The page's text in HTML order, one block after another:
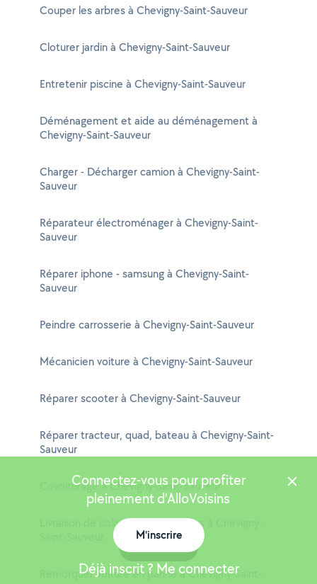
Couper les arbres à Chevigny-Saint-Sauveur
Cloturer jardin à Chevigny-Saint-Sauveur
Entretenir piscine à Chevigny-Saint-Sauveur
Déménagement et aide au déménagement à
Chevigny-Saint-Sauveur
Charger - Décharger camion à Chevigny-Saint-
Sauveur
Réparateur électroménager à Chevigny-Saint-
Sauveur
Réparer iphone - samsung à Chevigny-Saint-
Sauveur
Peindre carrosserie à Chevigny-Saint-Sauveur
Mécanicien voiture à Chevigny-Saint-Sauveur
Réparer scooter à Chevigny-Saint-Sauveur
Réparer tracteur, quad, bateau à Chevigny-Saint-
Sauveur
Covoiturage à Chevigny-Saint-Sauveur
Livraison de colis entre particuliers à Chevigny-
Remorquer voiture en panne à Chevigny-Saint-
Connectez-vous pour profiter
pleinement d'AlloVoisins
M'inscrire
Déjà inscrit ? Me connecter